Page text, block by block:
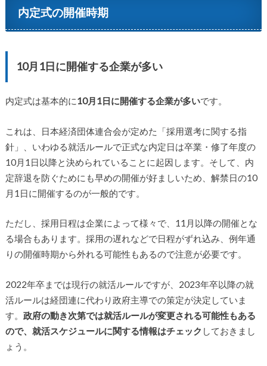
内定式の開催時期
10月1日に開催する企業が多い
内定式は基本的に10月1日に開催する企業が多いです。
これは、日本経済団体連合会が定めた「採用選考に関する指
針」、いわゆる就活ルールで正式な内定日は卒業・修了年度の
10月1日以降と決められていることに起因します。そして、内
定辞退を防ぐためにも早めの開催が好ましいため、解禁日の10
月1日に開催するのが一般的です。
ただし、採用日程は企業によって様々で、11月以降の開催とな
る場合もあります。採用の遅れなどで日程がずれ込み、例年通
りの開催時期から外れる可能性もあるので注意が必要です。
2022年卒までは現行の就活ルールですが、2023年卒以降の就
活ルールは経団連に代わり政府主導での策定が決定していま
す。 政府の動き次第では就活ルールが変更される可能性もある
ので、就活スケジュールに関する情報はチェック しておきまし
ょう。